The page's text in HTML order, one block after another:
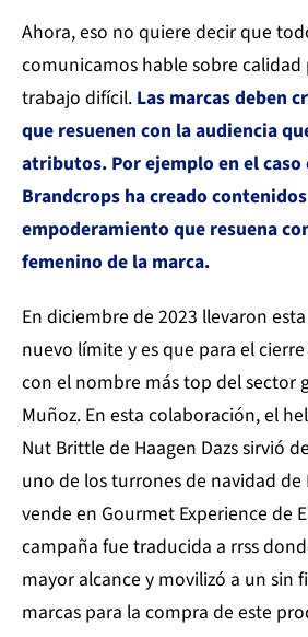
Ahora, eso no quiere decir que
comunicamos hable sobre calidad
trabajo difícil. Las marcas deben
que resuenen con la audiencia
atributos. Por ejemplo en el caso
Brandcrops ha creado
empoderamiento que resuena
femenino de la marca.
En diciembre de 2023 llevaron
nuevo límite y es que para el
con el nombre más top del sector
Muñoz. En esta colaboración, el
Nut Brittle de Haagen Dazs sirvió
uno de los turrones de navidad de
vende en Gourmet Experience de
campaña fue traducida a rrss
mayor alcance y movilizó a un sin
marcas para la compra de este